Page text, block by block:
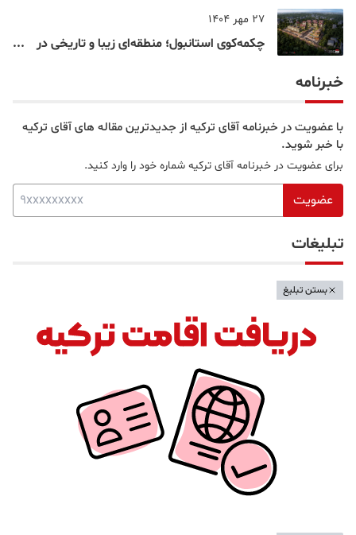
27 مهر 1404
چکمه‌کوی استانبول؛ منطقه‌ای زیبا و تاریخی در
خبرنامه
با عضویت در خبرنامه آقای ترکیه از جدیدترین مقاله های آقای ترکیه
با خبر شوید.
برای عضویت در خبرنامه آقای ترکیه شماره خود را وارد کنید.
عضویت
تبلیغات
بستن تبلیغ